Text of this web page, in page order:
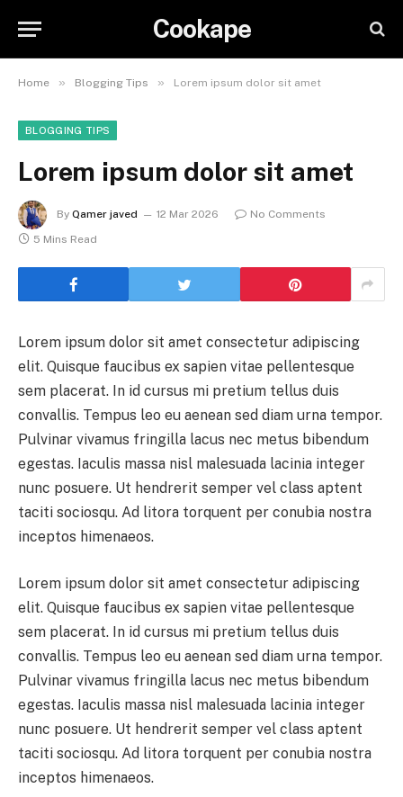
Cookape
Home » Blogging Tips » Lorem ipsum dolor sit amet
BLOGGING TIPS
Lorem ipsum dolor sit amet
By Qamer javed 12 Mar 2026
No Comments
5 Mins Read
Lorem ipsum dolor sit amet consectetur adipiscing
elit. Quisque faucibus ex sapien vitae pellentesque
sem placerat. In id cursus mi pretium tellus duis
convallis. Tempus leo eu aenean sed diam urna tempor.
Pulvinar vivamus fringilla lacus nec metus bibendum
egestas. Iaculis massa nisl malesuada lacinia integer
nunc posuere. Ut hendrerit semper vel class aptent
taciti sociosqu. Ad litora torquent per conubia nostra
inceptos himenaeos.
Lorem ipsum dolor sit amet consectetur adipiscing
elit. Quisque faucibus ex sapien vitae pellentesque
sem placerat. In id cursus mi pretium tellus duis
convallis. Tempus leo eu aenean sed diam urna tempor.
Pulvinar vivamus fringilla lacus nec metus bibendum
egestas. Iaculis massa nisl malesuada lacinia integer
nunc posuere. Ut hendrerit semper vel class aptent
taciti sociosqu. Ad litora torquent per conubia nostra
inceptos himenaeos.